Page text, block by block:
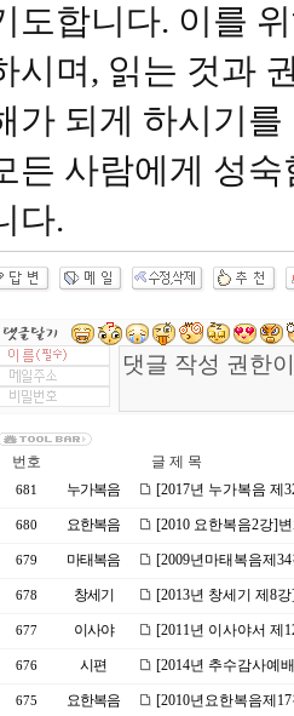
도합니다. 이를
시며, 읽는 것과
가 되게 하시기
든 사람에게 성
다.
번호 글 제 목
681 누가복음 [2017년 누가복음 제
680 요한복음 [2010 요한복음2강]
679 마태복음 [2009년마태복음제
678 창세기 [2013년 창세기 제8
677 이사야 [2011년 이사야서 제
676 시편 [2014년 추수감사예
675 요한복음 [2010년요한복음제